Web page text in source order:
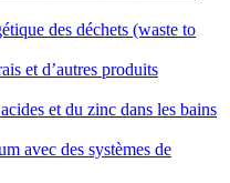
des déchets (waste to
et d’autres produits
et du zinc dans les bains
avec des systèmes de